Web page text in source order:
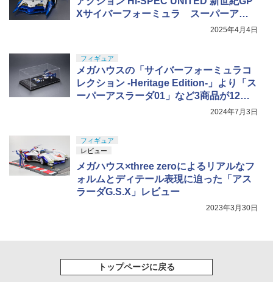
Xサイバーフォーミュラ スーパーアス
2025年4月4日
フィギュア
メガハウスの「サイバーフォーミュラコ
レクション -Heritage Edition-」より「ス
ーパーアスラーダ01」など3商品が12月
2024年7月3日
フィギュア
レビュー
メガハウス×three zeroによるリアルなフ
ォルムとディテール表現に迫った「アス
ラーダG.S.X」レビュー
2023年3月30日
トップページに戻る